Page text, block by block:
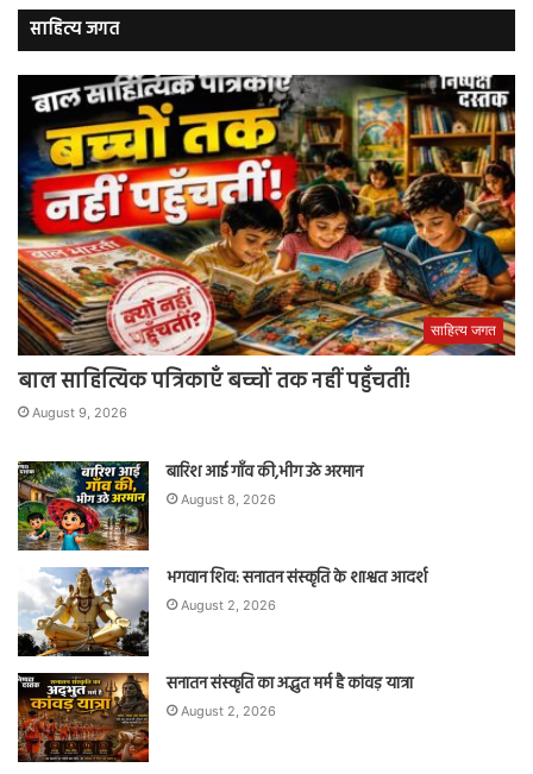
साहित्य जगत
साहित्य जगत
बाल साहित्यिक पत्रिकाएँ बच्चों तक नहीं पहुँचतीं!
August 9, 2026
बारिश आई गाँव की,भीग उठे अरमान
August 8, 2026
भगवान शिव: सनातन संस्कृति के शाश्वत आदर्श
August 2, 2026
सनातन संस्कृति का अद्भुत मर्म है कांवड़ यात्रा
August 2, 2026